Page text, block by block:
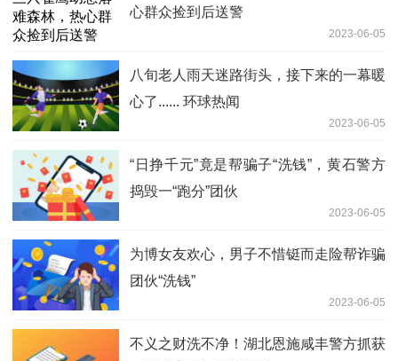
心群众捡到后送警
2023-06-05
八旬老人雨天迷路街头，接下来的一幕暖
心了...... 环球热闻
2023-06-05
“日挣千元”竟是帮骗子“洗钱”，黄石警方
捣毁一“跑分”团伙
2023-06-05
为博女友欢心，男子不惜铤而走险帮诈骗
团伙“洗钱”
2023-06-05
不义之财洗不净！湖北恩施咸丰警方抓获